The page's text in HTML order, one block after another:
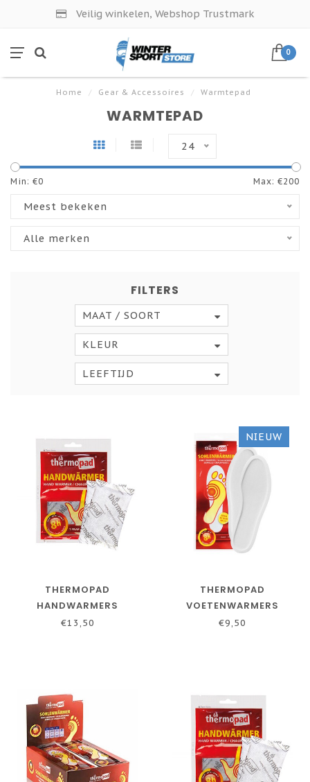
Veilig winkelen, Webshop Trustmark
0
Home / Gear & Accessoires / Warmtepad
WARMTEPAD
24
Min: €0 Max: €200
Meest bekeken
Alle merken
FILTERS
MAAT / SOORT
KLEUR
LEEFTIJD
THERMOPAD
HANDWARMERS
€13,50
NIEUW
THERMOPAD
VOETENWARMERS
€9,50